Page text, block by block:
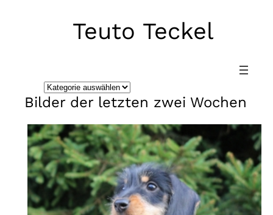
Teuto Teckel
K
a
e
g
o
r
Bilder der letzten zwei Wochen